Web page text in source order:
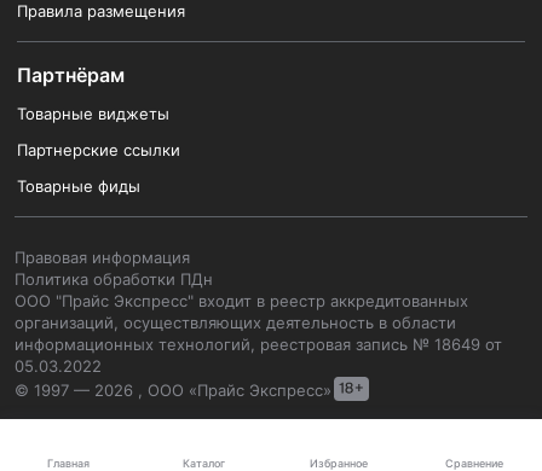
Главная Каталог Избранное Сравнение
Правила размещения
Партнёрам
Товарные виджеты
Партнерские ссылки
Товарные фиды
Правовая информация
Политика обработки ПДн
ООО "Прайс Экспресс" входит в реестр аккредитованных
организаций, осуществляющих деятельность в области
информационных технологий, реестровая запись № 18649 от
05.03.2022
© 1997 — 2026 , ООО «Прайс Экспресс»